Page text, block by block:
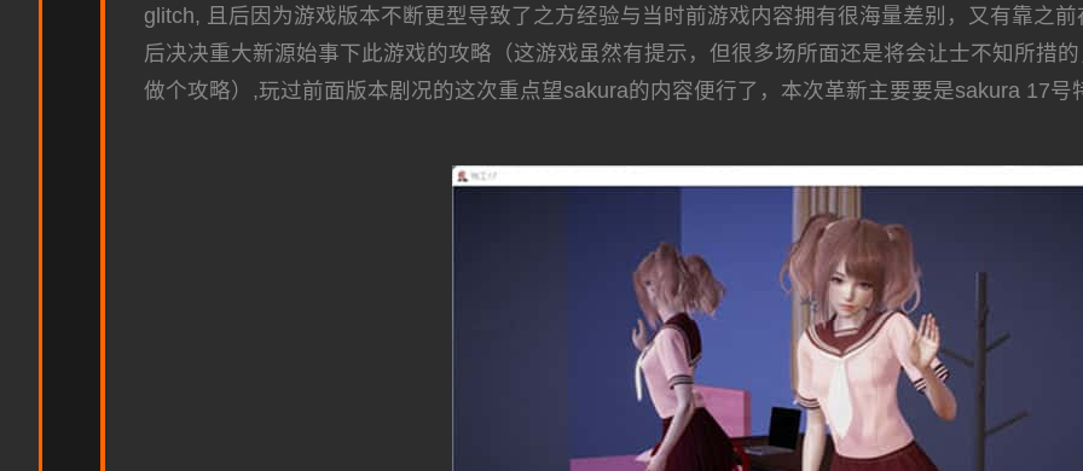
glitch, 且后因为游戏版本不断更型导致了之方经验与当时前游戏内容拥有很海量差别，又有靠之
后决决重大新源始事下此游戏的攻略（这游戏虽然有提示，但很多场所面还是将会让士不知所措
做个攻略）,玩过前面版本剧况的这次重点望sakura的内容便行了，本次革新主要要是sakura 17号